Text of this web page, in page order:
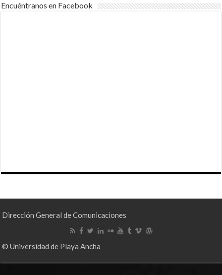
Encuéntranos en Facebook
Dirección General de Comunicaciones
© Universidad de Playa Ancha